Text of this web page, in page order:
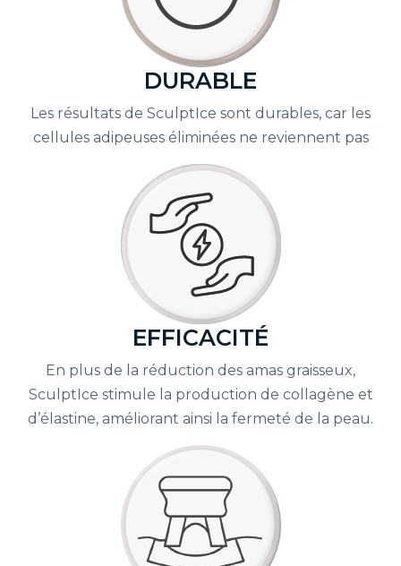
DURABLE
Les résultats de SculptIce sont durables, car les
cellules adipeuses éliminées ne reviennent pas
EFFICACITÉ
En plus de la réduction des amas graisseux,
SculptIce stimule la production de collagène et
d’élastine, améliorant ainsi la fermeté de la peau.